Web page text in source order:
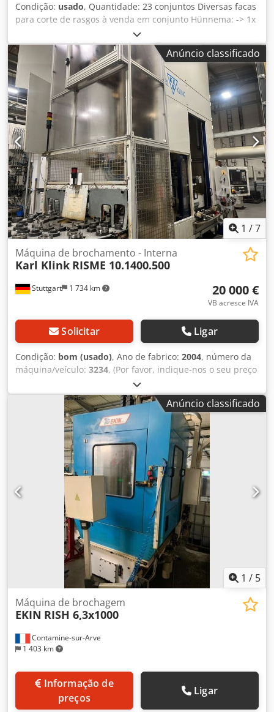
Condição: usado, Quantidade: 23 conjuntos Diversas facas
para corte de rasgos à venda em conjunto Hünnema: -> 1x
GH7 - 15° Ø18-20 -> 4x 6P9 - 15° Ø18-19 - A54W Dedpfx
Amozf Npiekjck -> 1x 5P9 - 15° Ø15-17 - A34 WGW: -> 4x
5P9 - Ø13-15 - W50 TGW: -> 4x 4P9 - Ø13-15 - W50 -> 1x 5P9
- Ø16-17 - W53 -> 8x 6P9 - Ø18-19 - S54 Venda individual
também possível, basta solicitar
Anúncio classificado
1 /7
Stuttgart 1 734 km
Máquina de brochamento - Interna
Karl Klink RISME 10.1400.500
20 000 €
VB acresce IVA
Solicitar Ligar
Condição: bom (usado), Ano de fabrico: 2004, número da
máquina/veículo: 3234, (Por favor, indique-nos o seu preço
de oferta) Venda apenas na Europa, incluindo a Turquia
Preço sem embalagem; condição de entrega: FCA
(localização da máquina) ===== Dados técnicos ver folheto.
Estão excluídos todos os direitos de garantia. Para a
exatidão dos dados técnicos e do ano de construção, pela
integridade dos acessórios e ferramentas, e pelo
cumprimento de todos os requisitos de segurança e
proteção ambiental especificados nos regulamentos de
prevenção de acidentes. Proibida a venda a particulares.
Dcsdpszluyajfx Amkjk Vendas apenas na Europa, incluindo
a Turquia Preço sem embalagem; condição de entrega:
FCA (localização da máquina) ===== Dados técnicos: ver
folheto em anexo. Texto em alemão como língua principal.
Sem qualquer garantia, incluindo a integridade das
ferramentas e acessórios, bem como os regulamentos
ambientais e de segurança. Não é permitida a venda a
particulares.
Anúncio classificado
1 / 5
Contamine-sur-Arve
1 403 km
Máquina de brochagem
EKIN RISH 6,3x1000
preços
Ligar